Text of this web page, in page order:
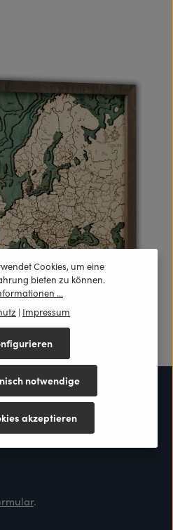
unter:
.
Cookies, um eine
bieten zu können.
...
| Impressum
notwendige
akzeptieren